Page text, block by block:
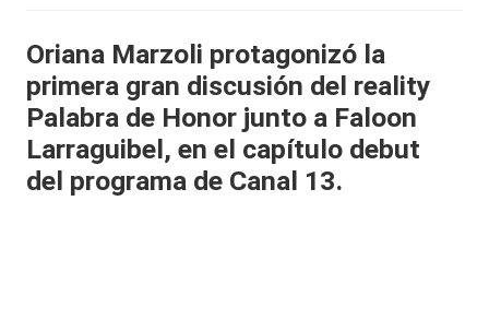
al
it
y
s,
Oriana Marzoli protagonizó la
primera gran discusión del reality
Palabra de Honor junto a Faloon
Larraguibel, en el capítulo debut
del programa de Canal 13.